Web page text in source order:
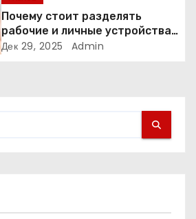
Почему стоит разделять
рабочие и личные устройства
— и чем опасно всё смешивать
Дек 29, 2025 Admin